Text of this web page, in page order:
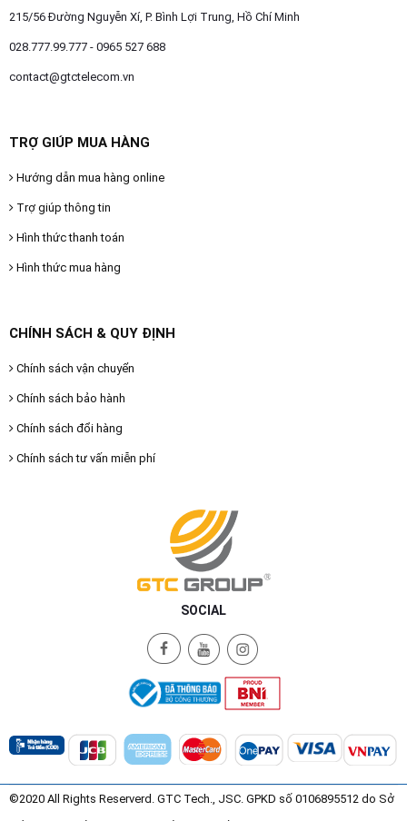
215/56 Đường Nguyễn Xí, P. Bình Lợi Trung, Hồ Chí Minh
028.777.99.777 - 0965 527 688
contact@gtctelecom.vn
TRỢ GIÚP MUA HÀNG
Hướng dẫn mua hàng online
Trợ giúp thông tin
Hình thức thanh toán
Hình thức mua hàng
CHÍNH SÁCH & QUY ĐỊNH
Chính sách vận chuyển
Chính sách bảo hành
Chính sách đổi hàng
Chính sách tư vấn miễn phí
SOCIAL
©2020 All Rights Reserverd. GTC Tech., JSC. GPKD số 0106895512 do Sở